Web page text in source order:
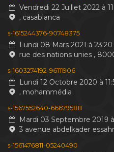
Vendredi 22 Juillet 2022 à
, casablanca
s-1615244376-90748375
Lundi 08 Mars 2021 à 23:20
rue des nations unies ,
s-1603274192-96111906
Lundi 12 Octobre 2020 à
, mohammédia
s-1567552640-66679588
Mardi 03 Septembre 2019
3 avenue abdelkader
s-1561476811-05240490